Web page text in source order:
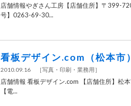
店舗情報やぎさん工房【店舗住所】〒399-
号】0263-69-30...
看板デザイン.com（松本市）
2010.09.16 ［写真・印刷・業務用 ］
店舗情報 看板デザイン.com 【店舗住所】松
【電...